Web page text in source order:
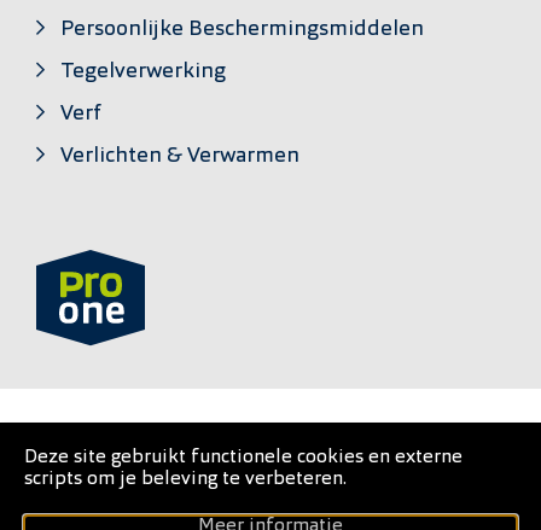
Deze site gebruikt functionele cookies en externe
scripts om je beleving te verbeteren.
Persoonlijke Beschermingsmiddelen
Tegelverwerking
Verf
Verlichten & Verwarmen